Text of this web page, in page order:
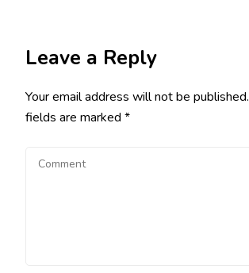
Leave a Reply
Your email address will not be published.
fields are marked *